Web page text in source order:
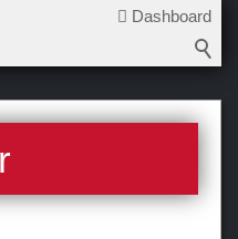
Dashboard